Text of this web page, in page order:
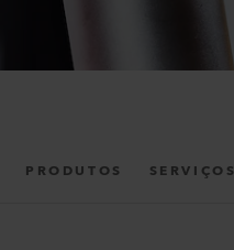
PRODUTOS SERVIÇOS